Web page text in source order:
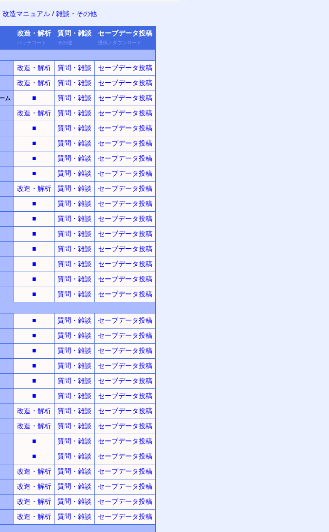
改造マニュアル/ 雑談・その他
改造・ 解析
パッチ コード
質問・ 雑談
その他
セーブデータ投稿
投稿 ／ ダウン ロード
改造・解析 質問・雑談
セーブデータ投稿
改造・解析 質問・雑談
セーブデータ投稿
ム ■ 質問・雑談
セーブデータ投稿
改造・解析 質問・雑談
セーブデータ投稿
■ 質問・雑談
セーブデータ投稿
■ 質問・雑談
セーブデータ投稿
■ 質問・雑談
セーブデータ投稿
■ 質問・雑談
セーブデータ投稿
改造・解析 質問・雑談
セーブデータ投稿
■ 質問・雑談
セーブデータ投稿
■ 質問・雑談
セーブデータ投稿
■ 質問・雑談
セーブデータ投稿
■ 質問・雑談
セーブデータ投稿
■ 質問・雑談
セーブデータ投稿
■ 質問・雑談
セーブデータ投稿
■ 質問・雑談
セーブデータ投稿
■ 質問・雑談
セーブデータ投稿
■ 質問・雑談
セーブデータ投稿
■ 質問・雑談
セーブデータ投稿
■ 質問・雑談
セーブデータ投稿
■ 質問・雑談
セーブデータ投稿
■ 質問・雑談
セーブデータ投稿
改造・解析 質問・雑談
セーブデータ投稿
改造・解析 質問・雑談
セーブデータ投稿
■ 質問・雑談
セーブデータ投稿
■ 質問・雑談
セーブデータ投稿
改造・解析 質問・雑談
セーブデータ投稿
改造・解析 質問・雑談
セーブデータ投稿
改造・解析 質問・雑談
セーブデータ投稿
改造・解析 質問・雑談
セーブデータ投稿